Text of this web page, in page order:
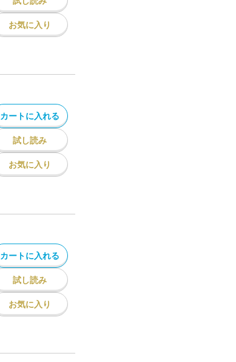
お気に入り
カートに入れる
試し読み
お気に入り
カートに入れる
試し読み
お気に入り